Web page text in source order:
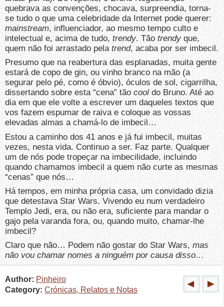
quebrava as convenções, chocava, surpreendia, torna-
se tudo o que uma celebridade da Internet pode querer:
mainstream, influenciador, ao mesmo tempo culto e
intelectual e, acima de tudo, trendy. Tão trendyque,
quem não foi arrastado pela trend, acaba por ser imbecil.
Presumo que na reabertura das esplanadas, muita gente
estará de copo de gin, ou vinho branco na mão (a
segurar pelo pé, como é óbvio), óculos de sol, cigarrilha,
dissertando sobre esta “cena” tão cool do Bruno. Até ao
dia em que ele volte a escrever um daqueles textos que
vos fazem espumar de raiva e coloque as vossas
elevadas almas a chamá-lo de imbecil…
Estou a caminho dos 41 anos e já fui imbecil, muitas
vezes, nesta vida. Continuo a ser. Faz parte. Qualquer
um de nós pode tropeçar na imbecilidade, incluindo
quando chamamos imbecil a quem não curte as mesmas
“cenas” que nós…
Há tempos, em minha própria casa, um convidado dizia
que detestava Star Wars. Vivendo eu num verdadeiro
Templo Jedi, era, ou não era, suficiente para mandar o
gajo pela varanda fora, ou, quando muito, chamar-lhe
imbecil?
Claro que não… Podem não gostar do Star Wars, mas
não vou chamar nomes a ninguém por causa disso…
Author: Pinheiro
Category: Crónicas, Relatos e Notas